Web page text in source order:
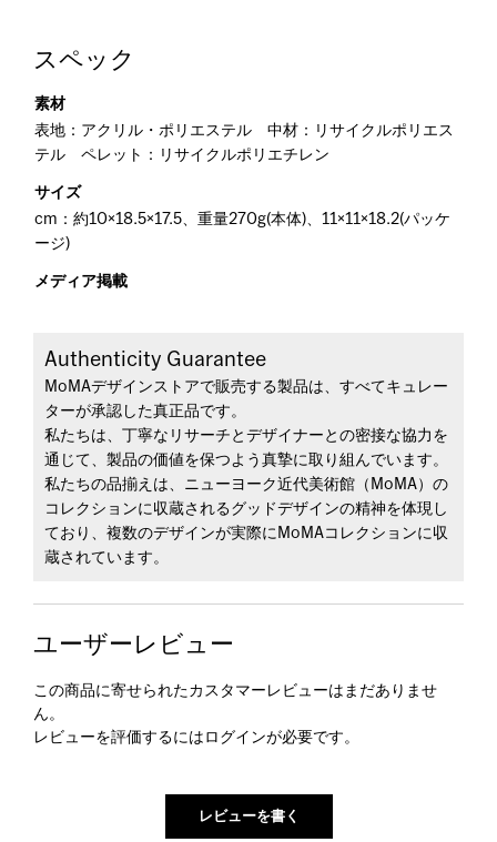
スペック
素材
表地：アクリル・ポリエステル 中材：リサイクルポリエス
テル ペレット：リサイクルポリエチレン
サイズ
cm：約10×18.5×17.5、重量270g(本体)、11×11×18.2(パッケ
ージ)
メディア掲載
Authenticity Guarantee
MoMAデザインストアで販売する製品は、すべてキュレー
ターが承認した真正品です。
私たちは、丁寧なリサーチとデザイナーとの密接な協力を
通じて、製品の価値を保つよう真摯に取り組んでいます。
私たちの品揃えは、ニューヨーク近代美術館（MoMA）の
コレクションに収蔵されるグッドデザインの精神を体現し
ており、複数のデザインが実際にMoMAコレクションに収
蔵されています。
ユーザーレビュー
この商品に寄せられたカスタマーレビューはまだありませ
ん。
レビューを評価するには ログインが必要です。